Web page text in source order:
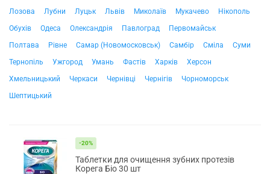
Лозова
Лубни Луцьк Львів Миколаїв Мукачево
Нікополь
Обухів
Одеса Олександрія Павлоград
Первомайськ
Полтава
Рівне Самар (Новомосковськ) Самбір Сміла
Суми
Тернопіль
Ужгород Умань Фастів Харків
Херсон
Хмельницький
Черкаси Чернівці Чернігів
Чорноморськ
Шептицький
-20%
Таблетки для очищення зубних протезів
Корега Біо 30 шт